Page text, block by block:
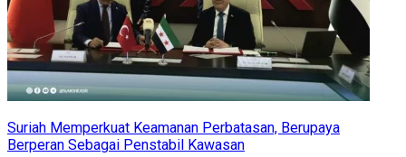
Suriah Memperkuat Keamanan Perbatasan, Berupaya
Berperan Sebagai Penstabil Kawasan